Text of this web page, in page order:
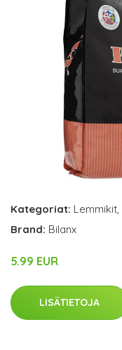
Kategoriat: Lemmikit,
Brand: Bilanx
5.99 EUR
LISÄTIETOJA